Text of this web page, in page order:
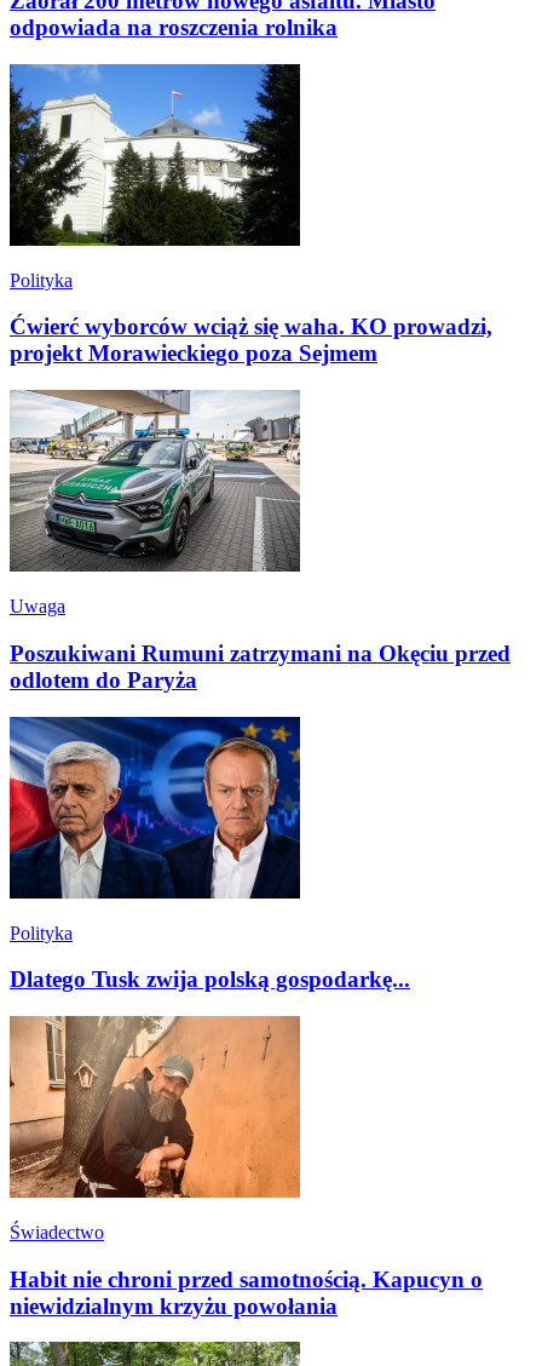
odpowiada na roszczenia rolnika
Polityka
Ćwierć wyborców wciąż się waha. KO prowadzi,
projekt Morawieckiego poza Sejmem
Uwaga
Poszukiwani Rumuni zatrzymani na Okęciu przed
odlotem do Paryża
Polityka
Dlatego Tusk zwija polską gospodarkę...
Świadectwo
Habit nie chroni przed samotnością. Kapucyn o
niewidzialnym krzyżu powołania